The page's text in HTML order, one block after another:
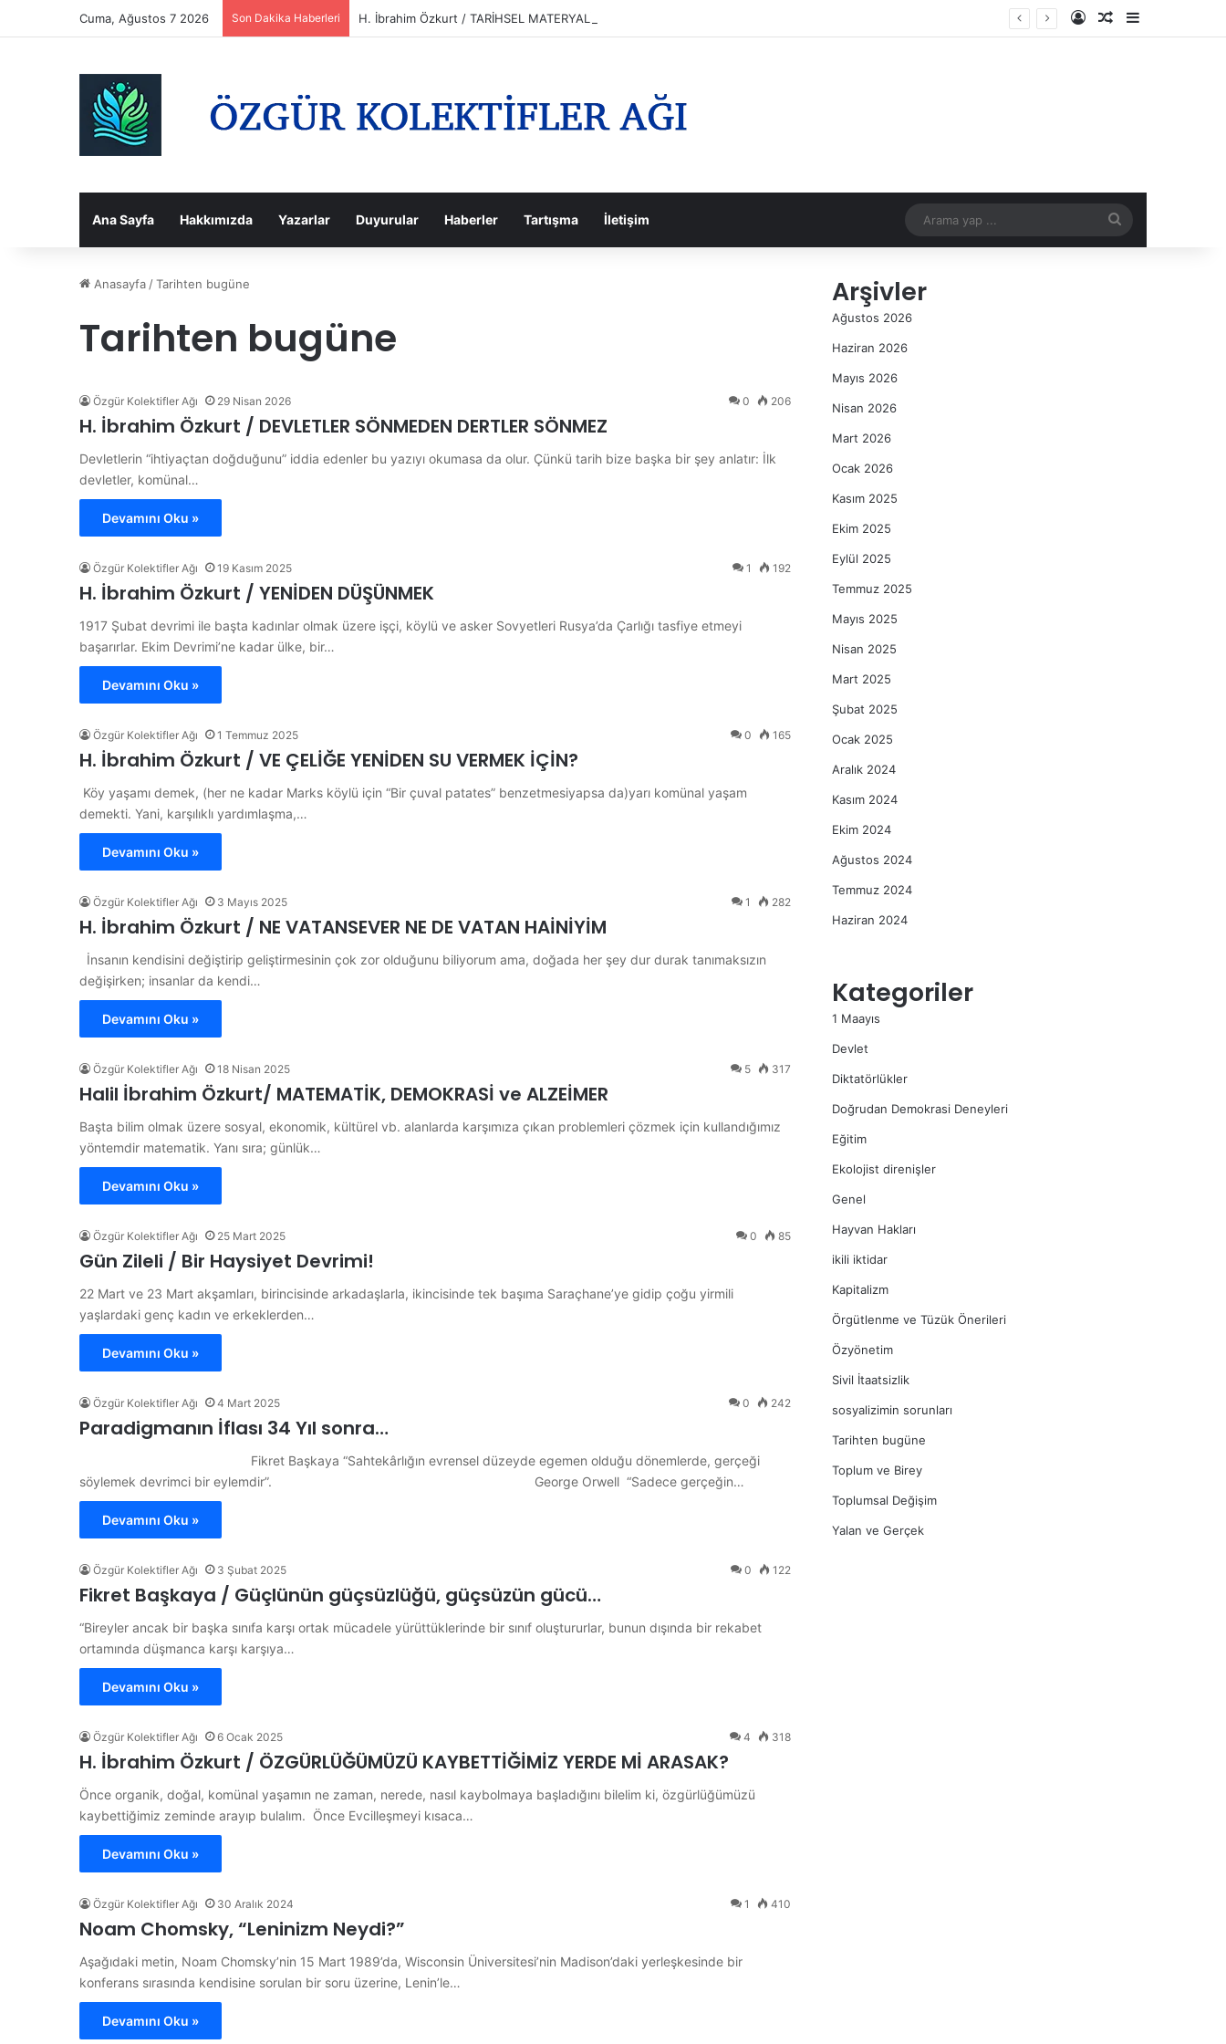
Cuma, Ağustos 7 2026 Son Dakika Haberleri H. İbrahim Özkurt / TARİHSEL MATERYALİZM VE DEVRİMLER? Kayıt OlRastgele Makale
Kenar
Ana Sayfa Hakkımızda Yazarlar Duyurular Haberler Tartışma İletişim
yap
Anasayfa /Tarihten bugüne
Tarihten bugüne
Özgür Kolektifler Ağı 29 Nisan 2026 0 206
H. İbrahim Özkurt / DEVLETLER SÖNMEDEN DERTLER SÖNMEZ
Devletlerin “ihtiyaçtan doğduğunu” iddia edenler bu yazıyı okumasa da olur. Çünkü tarih bize başka bir şey anlatır: İlk
devletler, komünal…
Devamını Oku »
Özgür Kolektifler Ağı 19 Kasım 2025 1 192
H. İbrahim Özkurt / YENİDEN DÜŞÜNMEK
1917 Şubat devrimi ile başta kadınlar olmak üzere işçi, köylü ve asker Sovyetleri Rusya’da Çarlığı tasfiye etmeyi
başarırlar. Ekim Devrimi’ne kadar ülke, bir…
Devamını Oku »
Özgür Kolektifler Ağı 1 Temmuz 2025 0 165
H. İbrahim Özkurt / VE ÇELİĞE YENİDEN SU VERMEK İÇİN?
Köy yaşamı demek, (her ne kadar Marks köylü için “Bir çuval patates” benzetmesiyapsa da)yarı komünal yaşam
demekti. Yani, karşılıklı yardımlaşma,…
Devamını Oku »
Özgür Kolektifler Ağı 3 Mayıs 2025 1 282
H. İbrahim Özkurt / NE VATANSEVER NE DE VATAN HAİNİYİM
İnsanın kendisini değiştirip geliştirmesinin çok zor olduğunu biliyorum ama, doğada her şey dur durak tanımaksızın
değişirken; insanlar da kendi…
Devamını Oku »
Özgür Kolektifler Ağı 18 Nisan 2025 5 317
Halil İbrahim Özkurt/ MATEMATİK, DEMOKRASİ ve ALZEİMER
Başta bilim olmak üzere sosyal, ekonomik, kültürel vb. alanlarda karşımıza çıkan problemleri çözmek için kullandığımız
yöntemdir matematik. Yanı sıra; günlük…
Devamını Oku »
Özgür Kolektifler Ağı 25 Mart 2025 0 85
Gün Zileli / Bir Haysiyet Devrimi!
22 Mart ve 23 Mart akşamları, birincisinde arkadaşlarla, ikincisinde tek başıma Saraçhane’ye gidip çoğu yirmili
yaşlardaki genç kadın ve erkeklerden…
Devamını Oku »
Özgür Kolektifler Ağı 4 Mart 2025 0 242
Paradigmanın İflası 34 Yıl sonra…
Fikret Başkaya “Sahtekârlığın evrensel düzeyde egemen olduğu dönemlerde, gerçeği
söylemek devrimci bir eylemdir”. George Orwell “Sadece gerçeğin…
Devamını Oku »
Özgür Kolektifler Ağı 3 Şubat 2025 0 122
Fikret Başkaya / Güçlünün güçsüzlüğü, güçsüzün gücü…
“Bireyler ancak bir başka sınıfa karşı ortak mücadele yürüttüklerinde bir sınıf oluştururlar, bunun dışında bir rekabet
ortamında düşmanca karşı karşıya…
Devamını Oku »
Özgür Kolektifler Ağı 6 Ocak 2025 4 318
H. İbrahim Özkurt / ÖZGÜRLÜĞÜMÜZÜ KAYBETTİĞİMİZ YERDE Mİ ARASAK?
Önce organik, doğal, komünal yaşamın ne zaman, nerede, nasıl kaybolmaya başladığını bilelim ki, özgürlüğümüzü
kaybettiğimiz zeminde arayıp bulalım. Önce Evcilleşmeyi kısaca…
Devamını Oku »
Özgür Kolektifler Ağı 30 Aralık 2024 1 410
Noam Chomsky, “Leninizm Neydi?”
Aşağıdaki metin, Noam Chomsky’nin 15 Mart 1989’da, Wisconsin Üniversitesi’nin Madison’daki yerleşkesinde bir
konferans sırasında kendisine sorulan bir soru üzerine, Lenin’le…
Devamını Oku »
Arşivler
Ağustos 2026
Haziran 2026
Mayıs 2026
Nisan 2026
Mart 2026
Ocak 2026
Kasım 2025
Ekim 2025
Eylül 2025
Temmuz 2025
Mayıs 2025
Nisan 2025
Mart 2025
Şubat 2025
Ocak 2025
Aralık 2024
Kasım 2024
Ekim 2024
Ağustos 2024
Temmuz 2024
Haziran 2024
Kategoriler
1 Maayıs
Devlet
Diktatörlükler
Doğrudan Demokrasi Deneyleri
Eğitim
Ekolojist direnişler
Genel
Hayvan Hakları
ikili iktidar
Kapitalizm
Örgütlenme ve Tüzük Önerileri
Özyönetim
Sivil İtaatsizlik
sosyalizimin sorunları
Tarihten bugüne
Toplum ve Birey
Toplumsal Değişim
Yalan ve Gerçek